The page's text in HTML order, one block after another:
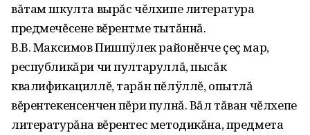
вăтам шкулта вырăс чĕлхипе литература
предмечĕсене вĕрентме тытăннă.
В.В. Максимов Пишпÿлек районĕнче çеç мар,
республикăри чи пултаруллă, пысăк
квалификациллĕ, тарăн пĕлÿллĕ, опытлă
вĕрентекенсенчен пĕри пулнă. Вăл тăван чĕлхепе
литературăна вĕрентес методикăна, предмета